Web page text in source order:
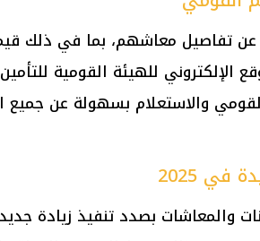
عن تفاصيل معاشهم، بما في ذلك
الإلكتروني للهيئة القومية للتأمين
والاستعلام بسهولة عن جميع
2025
والمعاشات بصدد تنفيذ زيادة